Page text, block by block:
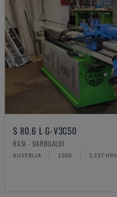
S 80.6 L G-V3C50
RASI - DARBGALDI
AUSTRIJA 2006 1.357 HRS